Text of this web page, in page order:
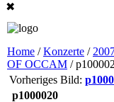
✖
Home /Konzerte /
OF OCCAM /
Vorheriges Bild:
p1000020